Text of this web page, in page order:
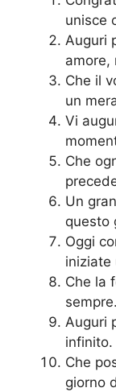
unisce
Auguri
amore,
Che il
un
Vi
Che
Un
questo
Oggi
iniziate
Che la
sempre.
Auguri
infinito.
Che
giorno